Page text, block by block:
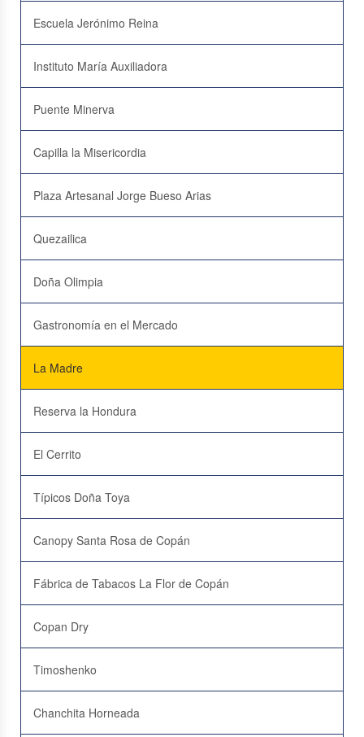
Escuela Jerónimo Reina
Instituto María Auxiliadora
Puente Minerva
Capilla la Misericordia
Plaza Artesanal Jorge Bueso Arias
Quezailica
Doña Olimpia
Gastronomía en el Mercado
La Madre
Reserva la Hondura
El Cerrito
Típicos Doña Toya
Canopy Santa Rosa de Copán
Fábrica de Tabacos La Flor de Copán
Copan Dry
Timoshenko
Chanchita Horneada